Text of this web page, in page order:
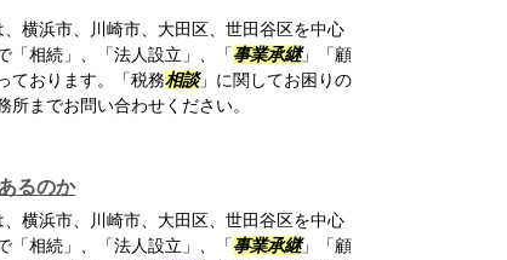
横浜市、川崎市、大田区、世田谷区を中心
「相続」、「法人設立」、「事業承継」「顧
ております。「税務相談」に関してお困りの
までお問い合わせください。
るのか
横浜市、川崎市、大田区、世田谷区を中心
「相続」、「法人設立」、「事業承継」「顧